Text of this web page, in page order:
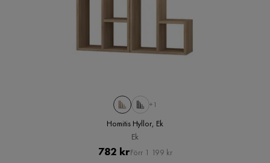
+1
Homitis Hyllor, Ek
Ek
Pris
782 kr Original
Förr 1 199 kr